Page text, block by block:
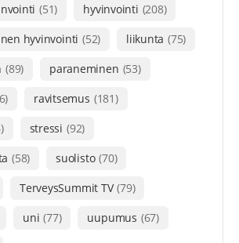
(51) hyvinvointi (208)
hyvinvointi (52) liikunta (75)
(89) paraneminen (53)
ravitsemus (181)
stressi (92)
(58) suolisto (70)
TerveysSummit TV (79)
uni (77) uupumus (67)